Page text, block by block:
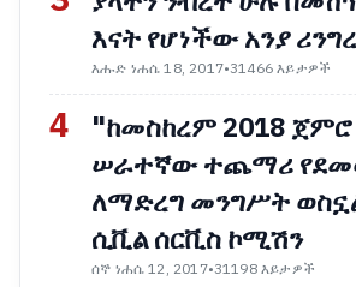
እናት የሆነችው አንያ
እሑድ ነሐሴ 18, 2017•31466 እይታዎች
4
"ከመስከረም 2018
ሠራተኛው ተጨማሪ
ለማድረግ መንግሥት
ሲቪል ሰርቪስ ኮሚሽን
ሰኞ ነሐሴ 12, 2017•31198 እይታዎች